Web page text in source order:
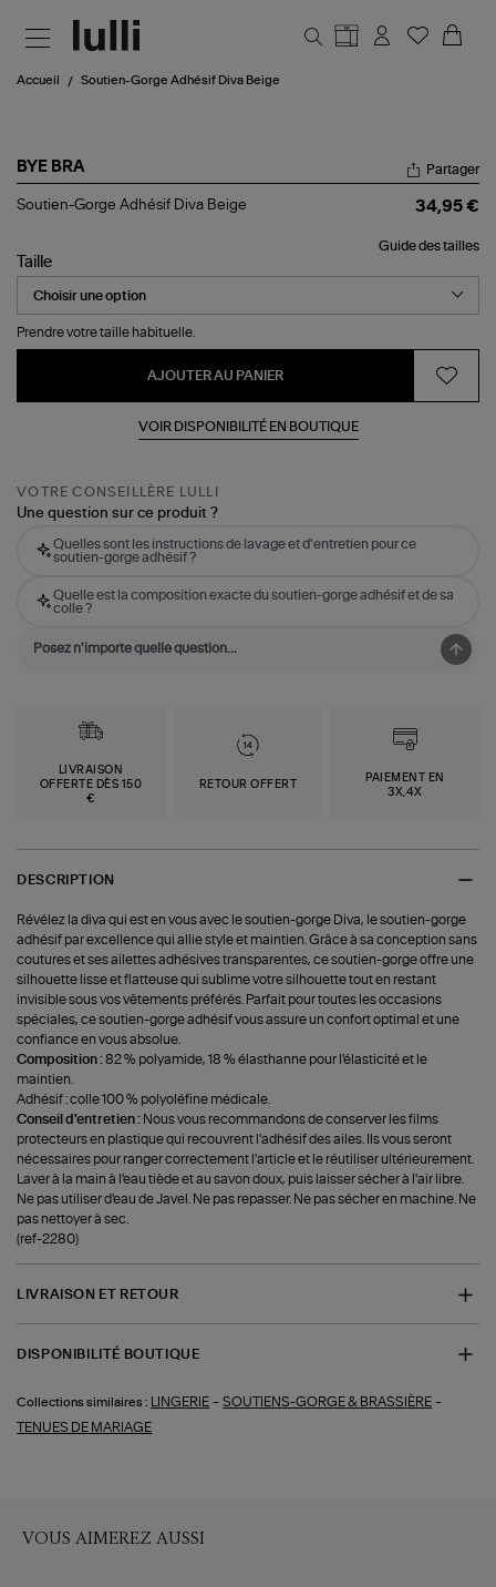
Accueil Soutien-Gorge Adhésif Diva Beige
BYE BRA
Soutien-
Diva
Beige
Partager
Soutien-Gorge Adhésif Diva Beige 34,95 €
Guide des tailles
Taille
Prendre votre taille habituelle.
AJOUTER AU PANIER
VOIR DISPONIBILITÉ EN BOUTIQUE
VOTRE CONSEILLÈRE LULLI
Une question sur ce produit ?
Quelles sont les instructions de lavage et d'entretien pour ce
soutien-gorge adhésif ?
Quelle est la composition exacte du soutien-gorge adhésif et de sa
colle ?
LIVRAISON
OFFERTE DÈS 150
€
RETOUR OFFERT
PAIEMENT EN
3X,4X
DESCRIPTION
Révélez la diva qui est en vous avec le soutien-gorge Diva, le soutien-gorge
adhésif par excellence qui allie style et maintien. Grâce à sa conception sans
coutures et ses ailettes adhésives transparentes, ce soutien-gorge offre une
silhouette lisse et flatteuse qui sublime votre silhouette tout en restant
invisible sous vos vêtements préférés. Parfait pour toutes les occasions
spéciales, ce soutien-gorge adhésif vous assure un confort optimal et une
confiance en vous absolue.
Composition :82 % polyamide, 18 % élasthanne pour l'élasticité et le
maintien.
Adhésif : colle 100 % polyoléfine médicale.
Conseil d'entretien : Nous vous recommandons de conserver les films
protecteurs en plastique qui recouvrent l'adhésif des ailes. Ils vous seront
nécessaires pour ranger correctement l'article et le réutiliser ultérieurement.
Laver à la main à l'eau tiède et au savon doux, puis laisser sécher à l'air libre.
Ne pas utiliser d'eau de Javel. Ne pas repasser. Ne pas sécher en machine. Ne
pas nettoyer à sec.
(ref-2280)
LIVRAISON ET RETOUR
DISPONIBILITÉ BOUTIQUE
Collections similaires : LINGERIE -SOUTIENS-GORGE & BRASSIÈRE -
TENUES DE MARIAGE
VOUS AIMEREZ AUSSI